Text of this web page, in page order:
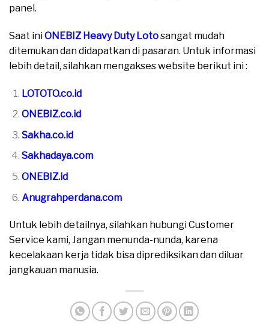
panel.
Saat iniONEBIZ Heavy Duty Lotosangat mudah
ditemukan dan didapatkan di pasaran. Untuk informasi
lebih detail, silahkan mengakses website berikut ini :
LOTOTO.co.id
ONEBIZ.co.id
Sakha.co.id
Sakhadaya.com
ONEBIZ.id
Anugrahperdana.com
Untuk lebih detailnya, silahkan hubungi Customer
Service kami, Jangan menunda-nunda, karena
kecelakaan kerja tidak bisa diprediksikan dan diluar
jangkauan manusia.